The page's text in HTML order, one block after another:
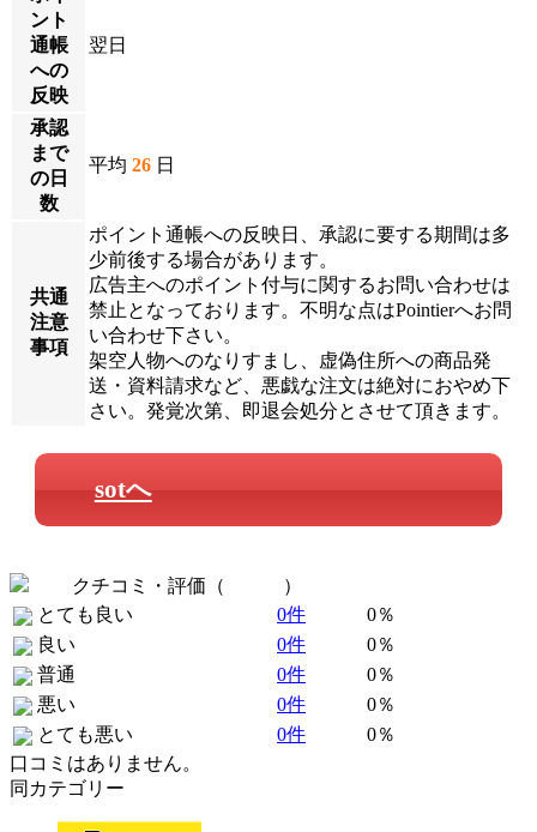
ント
通帳
への
反映
翌日
承認
まで
の日
数
平均 26 日
共通
注意
事項
ポイント通帳への反映日、承認に要する期間は多
少前後する場合があります。
広告主へのポイント付与に関するお問い合わせは
禁止となっております。不明な点はPointierへお問
い合わせ下さい。
架空人物へのなりすまし、虚偽住所への商品発
送・資料請求など、悪戯な注文は絶対におやめ下
さい。発覚次第、即退会処分とさせて頂きます。
sotへ
クチコミ・評価（
）
とても良い
0件
0％
良い
0件
0％
普通
0件
0％
悪い
0件
0％
とても悪い
0件
0％
口コミはありません。
同カテゴリー